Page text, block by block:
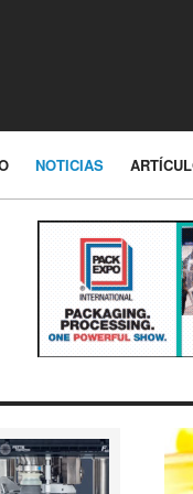
NOTICIAS